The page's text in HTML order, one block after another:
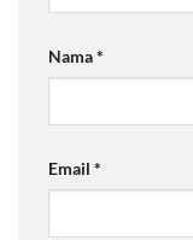
Nama*
Email *